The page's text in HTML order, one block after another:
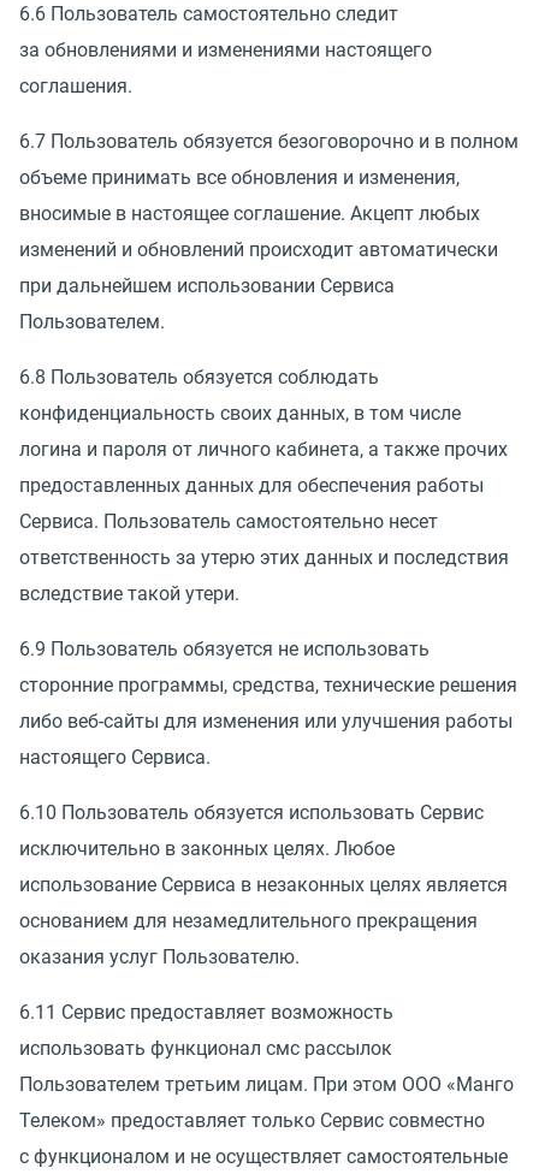
6.6 Пользователь самостоятельно следит
за обновлениями и изменениями настоящего
соглашения.
6.7 Пользователь обязуется безоговорочно и в полном
объеме принимать все обновления и изменения,
вносимые в настоящее соглашение. Акцепт любых
изменений и обновлений происходит автоматически
при дальнейшем использовании Сервиса
Пользователем.
6.8 Пользователь обязуется соблюдать
конфиденциальность своих данных, в том числе
логина и пароля от личного кабинета, а также прочих
предоставленных данных для обеспечения работы
Сервиса. Пользователь самостоятельно несет
ответственность за утерю этих данных и последствия
вследствие такой утери.
6.9 Пользователь обязуется не использовать
сторонние программы, средства, технические решения
либо веб-сайты для изменения или улучшения работы
настоящего Сервиса.
6.10 Пользователь обязуется использовать Сервис
исключительно в законных целях. Любое
использование Сервиса в незаконных целях является
основанием для незамедлительного прекращения
оказания услуг Пользователю.
6.11 Сервис предоставляет возможность
использовать функционал смс рассылок
Пользователем третьим лицам. При этом ООО «Манго
Телеком» предоставляет только Сервис совместно
с функционалом и не осуществляет самостоятельные